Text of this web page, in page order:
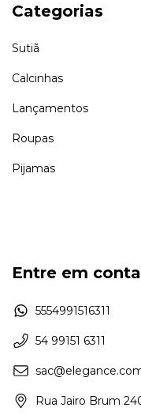
Categorias
Sutiã
Calcinhas
Lançamentos
Roupas
Pijamas
Entre em
5554991516311
54 99151 6311
Rua Jairo Brum